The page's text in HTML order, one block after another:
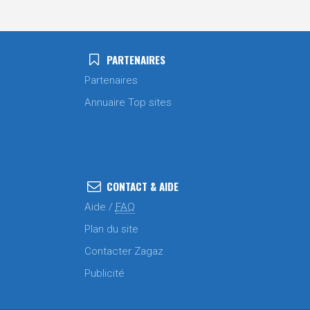
PARTENAIRES
Partenaires
Annuaire Top sites
CONTACT & AIDE
Aide / FAQ
Plan du site
Contacter Zagaz
Publicité